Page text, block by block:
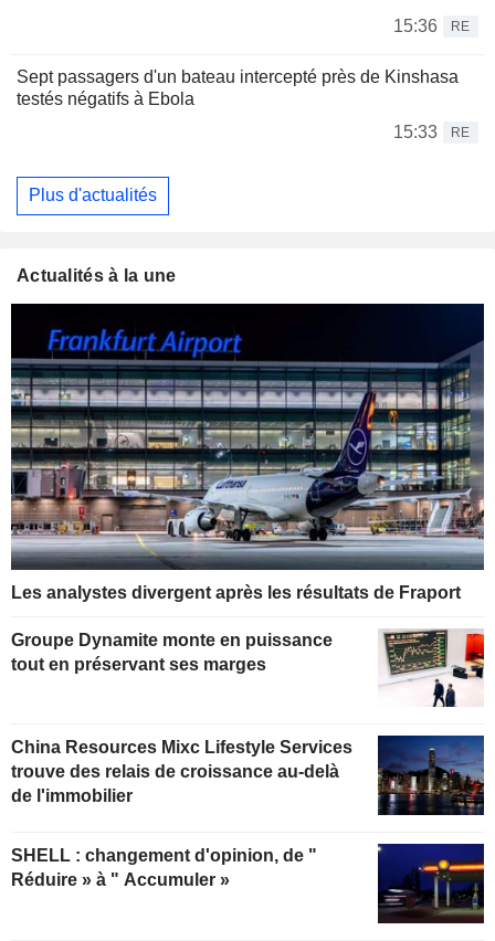
15:36
RE
Sept passagers d'un bateau intercepté près de Kinshasa
testés négatifs à Ebola
15:33
RE
Plus d'actualités
Actualités à la une
Les analystes divergent après les résultats de Fraport
Groupe Dynamite monte en puissance
tout en préservant ses marges
China Resources Mixc Lifestyle Services
trouve des relais de croissance au-delà
de l'immobilier
SHELL : changement d'opinion, de "
Réduire » à " Accumuler »